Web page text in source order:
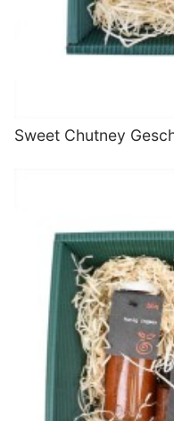
Sweet Chutney